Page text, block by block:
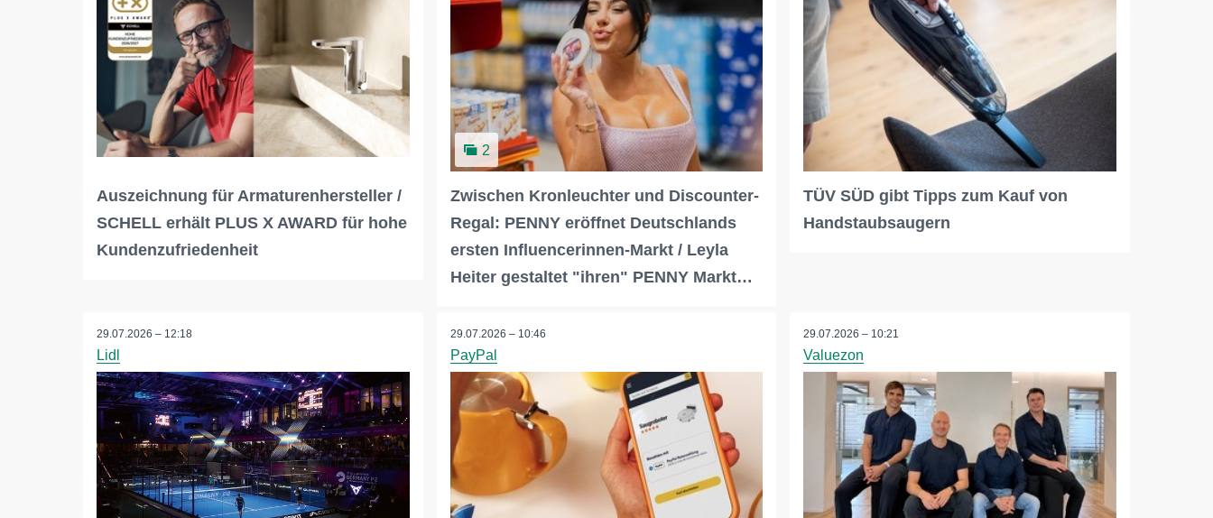
Auszeichnung für Armaturenhersteller /
SCHELL erhält PLUS X AWARD für hohe
Kundenzufriedenheit
2
Zwischen Kronleuchter und Discounter-
Regal: PENNY eröffnet Deutschlands
ersten Influencerinnen-Markt / Leyla
Heiter gestaltet "ihren" PENNY Markt…
TÜV SÜD gibt Tipps zum Kauf von
Handstaubsaugern
29.07.2026 – 12:18
Lidl
29.07.2026 – 10:46
PayPal
29.07.2026 – 10:21
Valuezon